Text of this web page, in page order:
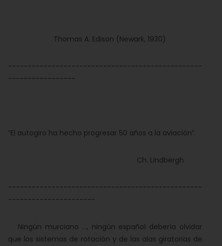
Thomas A. Edison (Newark, 1930)
-------------------------------------------------
-----------------
“El autogiro ha hecho progresar 50 años a la aviación”.
Ch. Lindbergh
-------------------------------------------------
----------------------
Ningún murciano …, ningún español debería olvidar
que los sistemas de rotación y de las alas giratorias de